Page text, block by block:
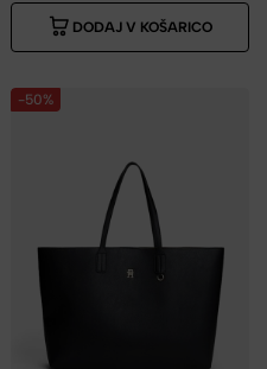
DODAJ V KOŠARICO
-50%